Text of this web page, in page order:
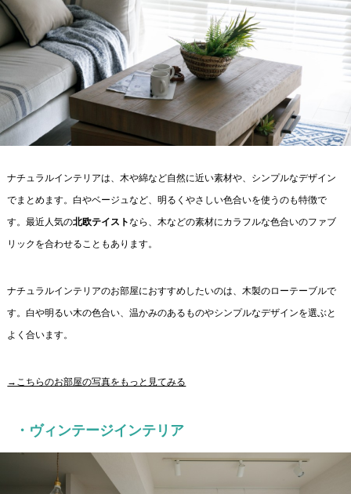
ナチュラルインテリアは、木や綿など自然に近い素材や、シンプルなデザイン
でまとめます。白やベージュなど、明るくやさしい色合いを使うのも特徴で
す。最近人気の北欧テイストなら、木などの素材にカラフルな色合いのファブ
リックを合わせることもあります。
ナチュラルインテリアのお部屋におすすめしたいのは、木製のローテーブルで
す。白や明るい木の色合い、温かみのあるものやシンプルなデザインを選ぶと
よく合います。
→こちらのお部屋の写真をもっと見てみる
・ヴィンテージインテリア